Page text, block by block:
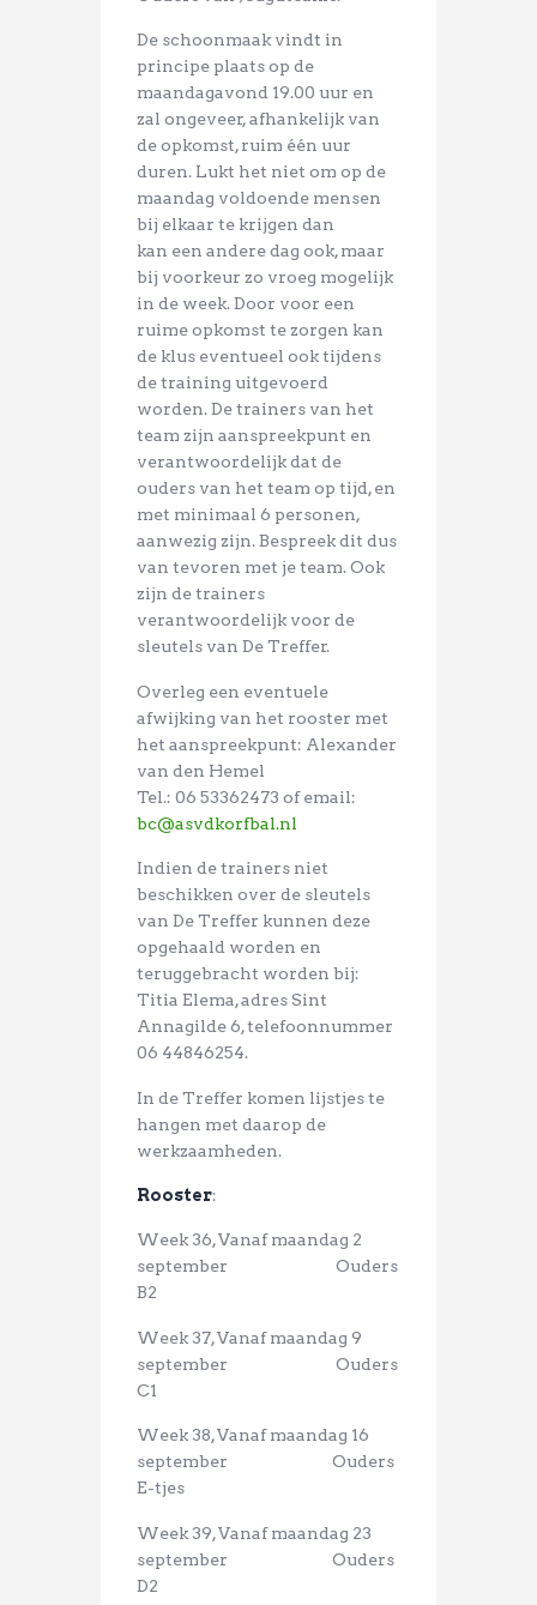
De schoonmaak vindt in
principe plaats op de
maandagavond 19.00 uur en
zal ongeveer, afhankelijk van
deopkomst, ruim één uur
duren. Lukt het niet om op de
maandag voldoende mensen
bij elkaar te krijgen dan
kan een andere dag ook, maar
bij voorkeur zo vroeg mogelijk
in de week. Door voor een
ruime opkomst te zorgen kan
de klus eventueel ook tijdens
de training uitgevoerd
worden. De trainers van het
team zijn aanspreekpunt en
verantwoordelijk dat de
ouders van het team op tijd, en
met minimaal 6 personen,
aanwezig zijn. Bespreek dit dus
van tevoren met je team. Ook
zijn de trainers
verantwoordelijk voor de
sleutels van De Treffer.
Overleg een eventuele
afwijking van het rooster met
het aanspreekpunt: Alexander
van den Hemel
Tel.: 06 53362473 of email:
bc@asvdkorfbal.nl
Indien de trainers niet
beschikken over de sleutels
van De Treffer kunnen deze
opgehaald worden en
teruggebracht worden bij:
Titia Elema, adres Sint
Annagilde 6, telefoonnummer
06 44846254.
In de Treffer komen lijstjes te
hangen met daarop de
werkzaamheden.
Rooster:
Week 36, Vanaf maandag 2
september Ouders
B2
Week 37, Vanaf maandag 9
september Ouders
C1
Week 38, Vanaf maandag 16
september Ouders
E-tjes
Week 39, Vanaf maandag 23
september Ouders
D2